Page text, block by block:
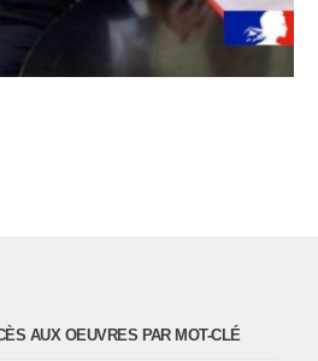
AUX OEUVRES PAR MOT-CLÉ